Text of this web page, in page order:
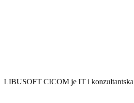
LIBUSOFT CICOM je IT i konzultantska